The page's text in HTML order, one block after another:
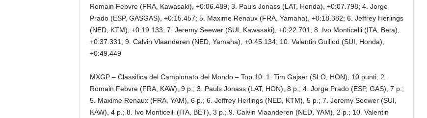
Romain Febvre (FRA, Kawasaki), +0:06.489; 3. Pauls Jonass (LAT, Honda), +0:07.798; 4. Jorge
Prado (ESP, GASGAS), +0:15.457; 5. Maxime Renaux (FRA, Yamaha), +0:18.382; 6. Jeffrey Herlings
(NED, KTM), +0:19.133; 7. Jeremy Seewer (SUI, Kawasaki), +0:22.701; 8. Ivo Monticelli (ITA, Beta),
+0:37.331; 9. Calvin Vlaanderen (NED, Yamaha), +0:45.134; 10. Valentin Guillod (SUI, Honda),
+0:49.449
MXGP – Classifica del Campionato del Mondo – Top 10: 1. Tim Gajser (SLO, HON), 10 punti; 2.
Romain Febvre (FRA, KAW), 9 p.; 3. Pauls Jonass (LAT, HON), 8 p.; 4. Jorge Prado (ESP, GAS), 7 p.;
5. Maxime Renaux (FRA, YAM), 6 p.; 6. Jeffrey Herlings (NED, KTM), 5 p.; 7. Jeremy Seewer (SUI,
KAW), 4 p.; 8. Ivo Monticelli (ITA, BET), 3 p.; 9. Calvin Vlaanderen (NED, YAM), 2 p.; 10. Valentin